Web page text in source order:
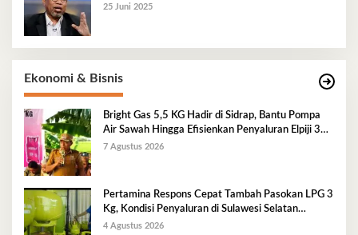
25 Juni 2025
Ekonomi & Bisnis
Bright Gas 5,5 KG Hadir di Sidrap, Bantu Pompa
Air Sawah Hingga Efisienkan Penyaluran Elpiji 3
Kg
7 Agustus 2026
Pertamina Respons Cepat Tambah Pasokan LPG 3
Kg, Kondisi Penyaluran di Sulawesi Selatan
Berlangsung Kondusif
4 Agustus 2026